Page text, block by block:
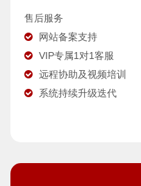
售后服务
网站备案支持
VIP专属1对1客服
远程协助及视频培训
系统持续升级迭代